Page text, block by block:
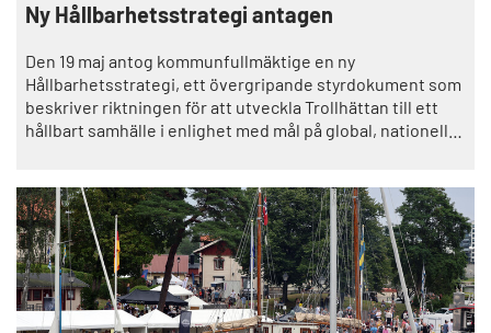
Ny Hållbarhetsstrategi antagen
Den 19 maj antog kommunfullmäktige en ny
Hållbarhetsstrategi, ett övergripande styrdokument som
beskriver riktningen för att utveckla Trollhättan till ett
hållbart samhälle i enlighet med mål på global, nationell,